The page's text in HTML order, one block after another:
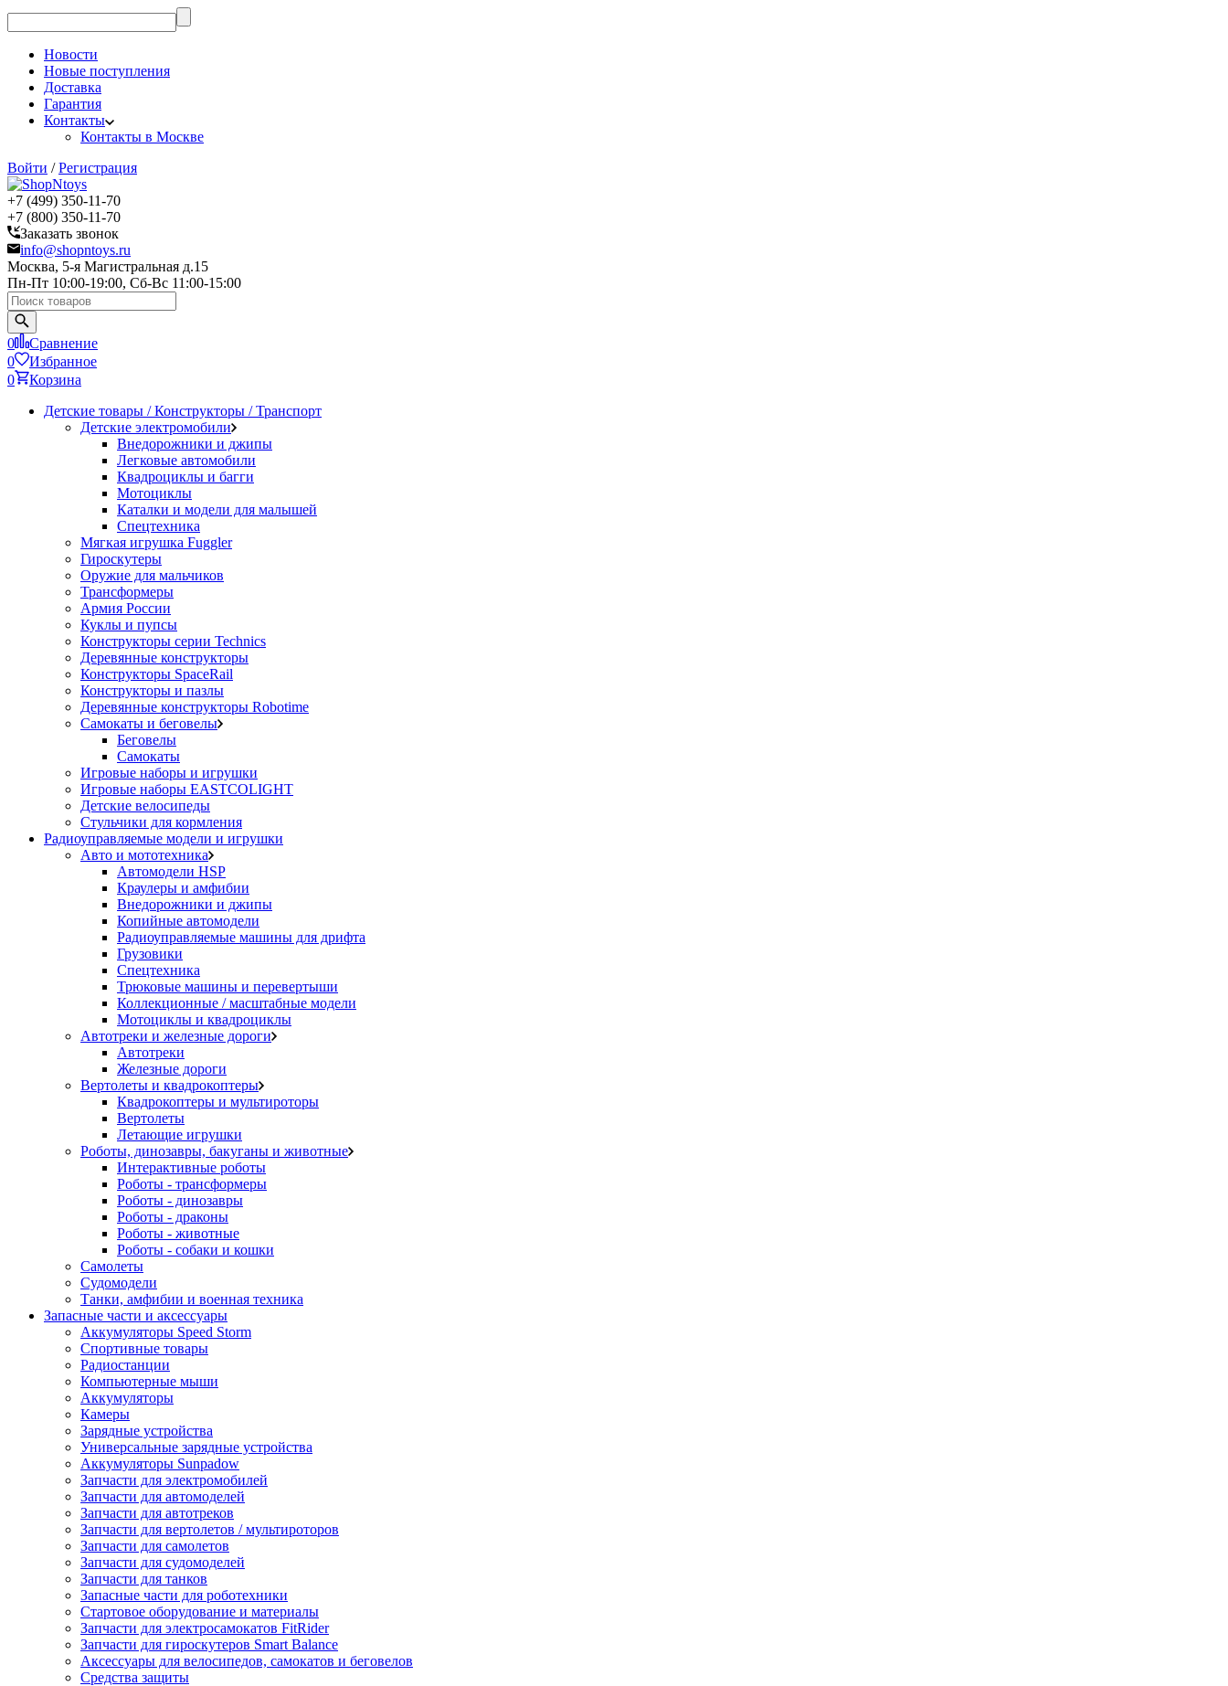
Новости
Новые поступления
Доставка
Гарантия
Контакты
Контакты в Москве
Войти /Регистрация
+7 (499) 350-11-70
+7 (800) 350-11-70
Заказать звонок
info@shopntoys.ru
Москва, 5-я Магистральная д.15
Пн-Пт 10:00-19:00, Сб-Вс 11:00-15:00
0
Сравнение
0
Избранное
0
Корзина
Детские товары / Конструкторы / Транспорт
Детские электромобили
Внедорожники и джипы
Легковые автомобили
Квадроциклы и багги
Мотоциклы
Каталки и модели для малышей
Спецтехника
Мягкая игрушка Fuggler
Гироскутеры
Оружие для мальчиков
Трансформеры
Армия России
Куклы и пупсы
Конструкторы серии Technics
Деревянные конструкторы
Конструкторы SpaceRail
Конструкторы и пазлы
Деревянные конструкторы Robotime
Самокаты и беговелы
Беговелы
Самокаты
Игровые наборы и игрушки
Игровые наборы EASTCOLIGHT
Детские велосипеды
Стульчики для кормления
Радиоуправляемые модели и игрушки
Авто и мототехника
Автомодели HSP
Краулеры и амфибии
Внедорожники и джипы
Копийные автомодели
Радиоуправляемые машины для дрифта
Грузовики
Спецтехника
Трюковые машины и перевертыши
Коллекционные / масштабные модели
Мотоциклы и квадроциклы
Автотреки и железные дороги
Автотреки
Железные дороги
Вертолеты и квадрокоптеры
Квадрокоптеры и мультироторы
Вертолеты
Летающие игрушки
Роботы, динозавры, бакуганы и животные
Интерактивные роботы
Роботы - трансформеры
Роботы - динозавры
Роботы - драконы
Роботы - животные
Роботы - собаки и кошки
Самолеты
Судомодели
Танки, амфибии и военная техника
Запасные части и аксессуары
Аккумуляторы Speed Storm
Спортивные товары
Радиостанции
Компьютерные мыши
Аккумуляторы
Камеры
Зарядные устройства
Универсальные зарядные устройства
Аккумуляторы Sunpadow
Запчасти для электромобилей
Запчасти для автомоделей
Запчасти для автотреков
Запчасти для вертолетов / мультироторов
Запчасти для самолетов
Запчасти для судомоделей
Запчасти для танков
Запасные части для роботехники
Стартовое оборудование и материалы
Запчасти для электросамокатов FitRider
Запчасти для гироскутеров Smart Balance
Аксессуары для велосипедов, самокатов и беговелов
Средства защиты